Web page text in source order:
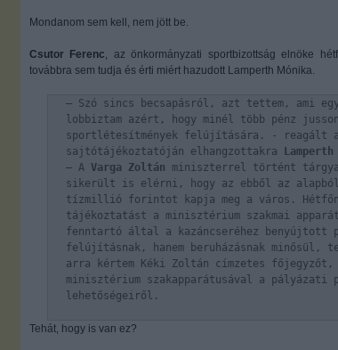
Mondanom sem kell, nem jött be.
Csutor Ferenc, az önkormányzati sportbizottság elnöke
továbbra sem tudja és érti miért hazudott Lamperth Mónika.
– Szó sincs becsapásról, azt tettem, ami
lobbiztam azért, hogy minél több pénz
sportlétesítmények felújítására. - reagált
sajtótájékoztatóján elhangzottakra
– A Varga Zoltán miniszterrel történt
sikerült is elérni, hogy az ebből az alapból
tízmillió forintot kapja meg a város. Hétfőn
tájékoztatást a minisztérium szakmai
fenntartó által a kazáncseréhez benyújtott
felújításnak, hanem beruházásnak minősül,
arra kértem Kéki Zoltán címzetes főjegyzőt,
minisztérium szakapparátusával a pályázati
lehetőségeiről.
Tehát, hogy is van ez?